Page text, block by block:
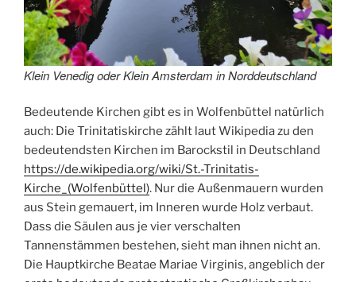
Klein Venedig oder Klein Amsterdam in Norddeutschland
Bedeutende Kirchen gibt es in Wolfenbüttel natürlich
auch: Die Trinitatiskirche zählt laut Wikipedia zu den
bedeutendsten Kirchen im Barockstil in Deutschland
https://de.wikipedia.org/wiki/St.-Trinitatis-
Kirche_(Wolfenbüttel). Nur die Außenmauern wurden
aus Stein gemauert, im Inneren wurde Holz verbaut.
Dass die Säulen aus je vier verschalten
Tannenstämmen bestehen, sieht man ihnen nicht an.
Die Hauptkirche Beatae Mariae Virginis, angeblich der